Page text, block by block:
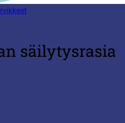
säilytysrasia